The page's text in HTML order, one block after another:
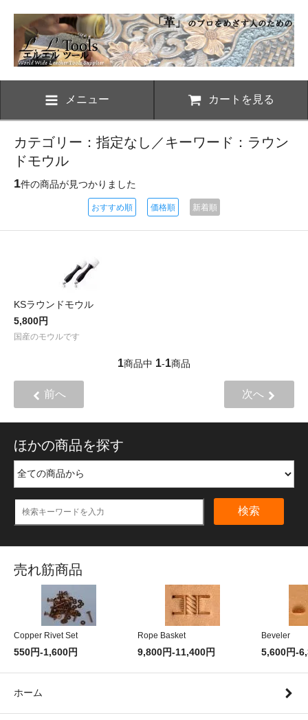
メニュー カートを見る
カテゴリー：指定なし／キーワード：ラウン
ドモウル
1件の商品が見つかりました
おすすめ順 価格順 新着順
KSラウンドモウル
5,800円
国産のモウルです
1商品中 1-1商品
前へ 次へ
ほかの商品を探す
検索
売れ筋商品
Copper Rivet Set
550円-1,600円
Rope Basket
9,800円-11,400円
Beveler
5,600円-
ホーム